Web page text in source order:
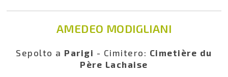
AMEDEO MODIGLIANI
Sepolto a Parigi - Cimitero: Cimetière du
Père Lachaise